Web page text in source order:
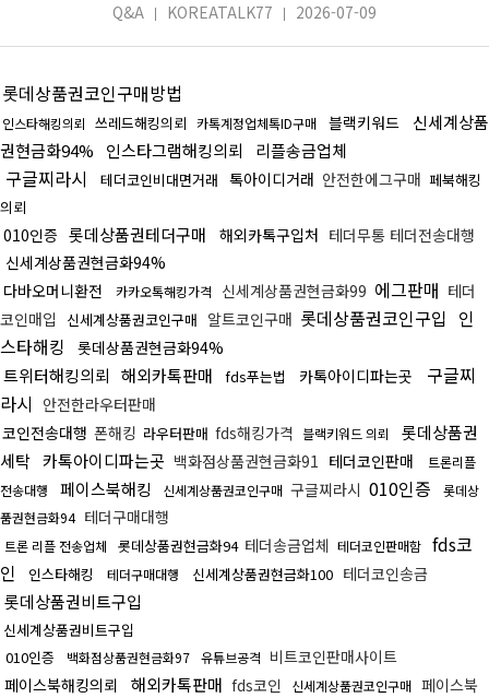
Q&A KOREATALK77 2026-07-09
롯데상품권코인구매방법
인스타해킹의뢰 쓰레드해킹의뢰 카톡계정업체톡ID구매 블랙키워드
신세계상품
권현금화94%
인스타그램해킹의뢰 리플송금업체
구글찌라시 테더코인비대면거래 톡아이디거래 안전한에그구매 페북해킹
의뢰
010인증 롯데상품권테더구매 해외카톡구입처 테더무통 테더전송대행
신세계상품권현금화94%
다바오머니환전
카카오톡해킹가격 신세계상품권현금화99 에그판매 테더
코인매입
신세계상품권코인구매 알트코인구매 롯데상품권코인구입 인
스타해킹
롯데상품권현금화94%
트위터해킹의뢰 해외카톡판매 fds푸는법 카톡아이디파는곳
구글찌
라시 안전한라우터판매
코인전송대행 폰해킹 라우터판매 fds해킹가격 블랙키워드 의뢰
롯데상품권
세탁 카톡아이디파는곳 백화점상품권현금화91 테더코인판매
트론리플
전송대행
페이스북해킹 신세계상품권코인구매 구글찌라시 010인증
롯데상
품권현금화94 테더구매대행
트론 리플 전송업체 롯데상품권현금화94 테더송금업체 테더코인판매함 fds코
인
인스타해킹 테더구매대행 신세계상품권현금화100 테더코인송금
롯데상품권비트구입
신세계상품권비트구입
010인증
백화점상품권현금화97 유튜브공격 비트코인판매사이트
페이스북해킹의뢰
해외카톡판매 fds코인 신세계상품권코인구매 페이스북